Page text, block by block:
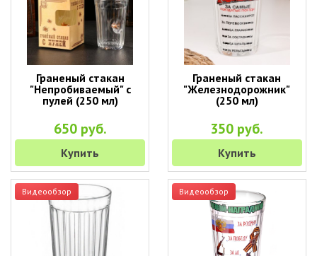
Граненый стакан
"Непробиваемый" с
пулей (250 мл)
650 руб.
Купить
Граненый стакан
"Железнодорожник"
(250 мл)
350 руб.
Купить
Видеообзор Видеообзор